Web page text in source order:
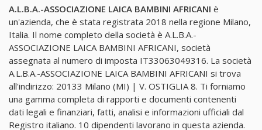
A.L.B.A.-ASSOCIAZIONE LAICA BAMBINI AFRICANI è
un'azienda, che è stata registrata 2018 nella regione Milano,
Italia. Il nome completo della società è A.L.B.A.-
ASSOCIAZIONE LAICA BAMBINI AFRICANI, società
assegnata al numero di imposta IT33063049316. La società
A.L.B.A.-ASSOCIAZIONE LAICA BAMBINI AFRICANI si trova
all'indirizzo: 20133 Milano (MI) | V. OSTIGLIA 8. Ti forniamo
una gamma completa di rapporti e documenti contenenti
dati legali e finanziari, fatti, analisi e informazioni ufficiali dal
Registro italiano. 10 dipendenti lavorano in questa azienda.